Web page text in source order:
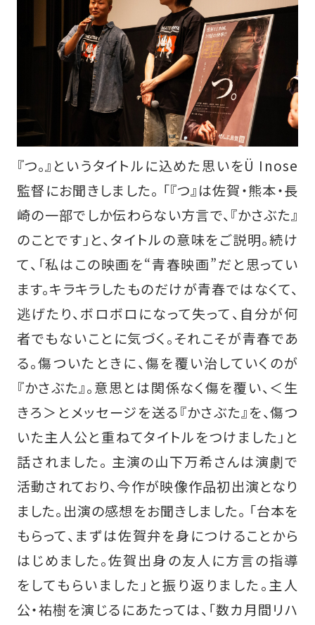
『つ。』というタイトルに込めた思いをÜ Inose
監督にお聞きしました。 「『つ』は佐賀・熊本・長
崎の一部でしか伝わらない方言で、『かさぶた』
のことです」と、タイトルの意味をご説明。続け
て、「私はこの映画を“青春映画”だと思ってい
ます。キラキラしたものだけが青春ではなくて、
逃げたり、ボロボロになって失って、自分が何
者でもないことに気づく。それこそが青春であ
る。傷ついたときに、傷を覆い治していくのが
『かさぶた』。意思とは関係なく傷を覆い、＜生
きろ＞とメッセージを送る『かさぶた』を、傷つ
いた主人公と重ねてタイトルをつけました」と
話されました。 主演の山下万希さんは演劇で
活動されており、今作が映像作品初出演となり
ました。出演の感想をお聞きしました。 「台本を
もらって、まずは佐賀弁を身につけることから
はじめました。佐賀出身の友人に方言の指導
をしてもらいました」と振り返りました。主人
公・祐樹を演じるにあたっては、「数カ月間リハ